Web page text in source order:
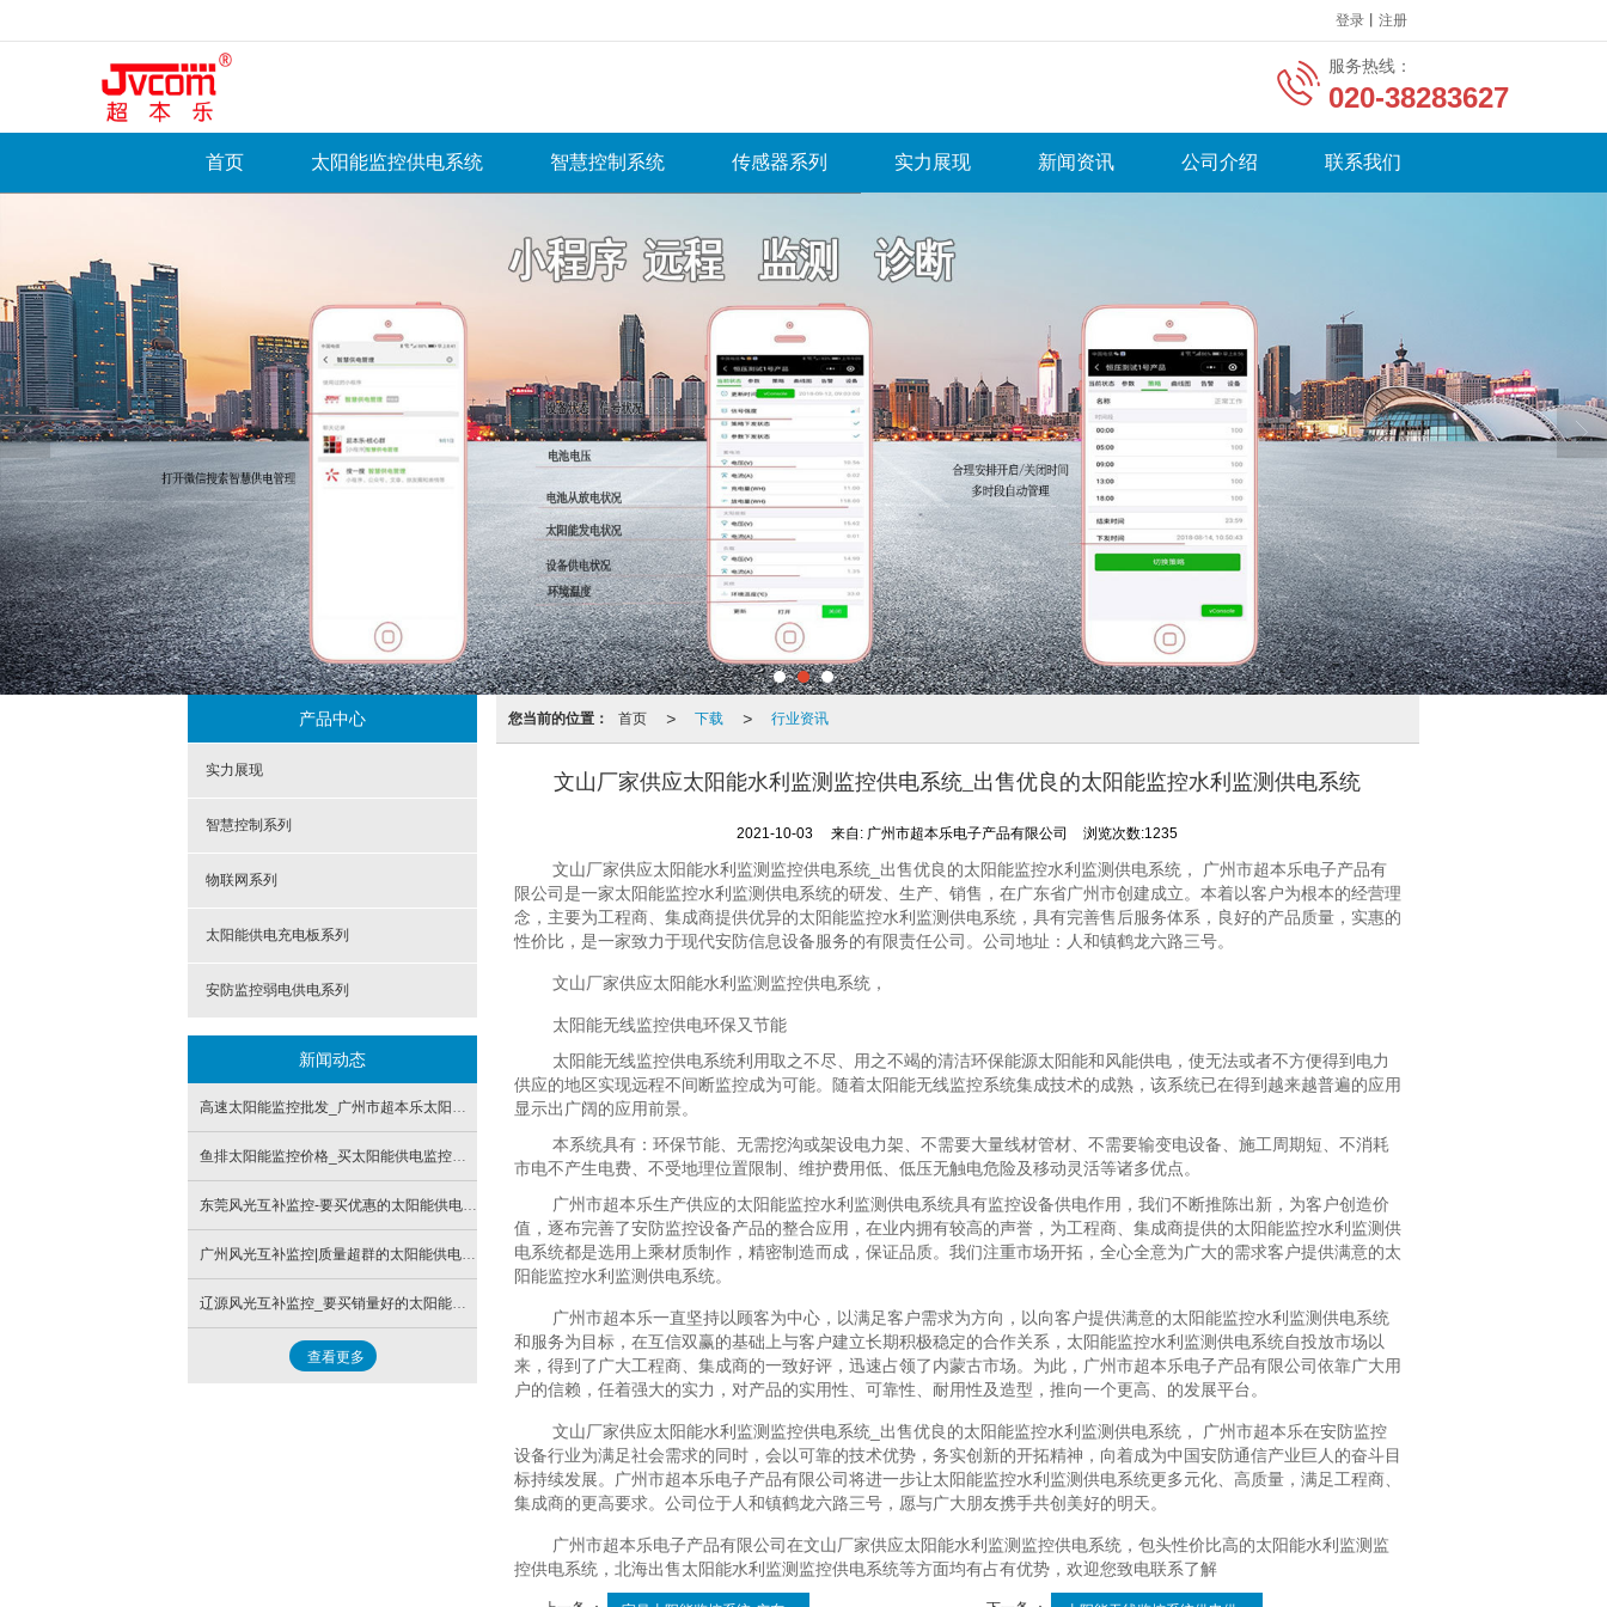
登录 注册
服务热线：
020-38283627
首页 太阳能监控供电系统 智慧控制系统 传感器系列 实力展现 新闻资讯 公司介绍 联系我们
您当前的位置： 首页 > 下载 > 行业资讯
文山厂家供应太阳能水利监测监控供电系统_出售优良的太阳能监控水利监测供电系统
2021-10-03 来自: 广州市超本乐电子产品有限公司 浏览次数:1235
文山厂家供应太阳能水利监测监控供电系统_出售优良的太阳能监控水利监测供电系统， 广州市超本乐电子产品有
限公司是一家太阳能监控水利监测供电系统的研发、生产、销售，在广东省广州市创建成立。本着以客户为根本的经营理
念，主要为工程商、集成商提供优异的太阳能监控水利监测供电系统，具有完善售后服务体系，良好的产品质量，实惠的
性价比，是一家致力于现代安防信息设备服务的有限责任公司。公司地址：人和镇鹤龙六路三号。
文山厂家供应太阳能水利监测监控供电系统，
太阳能无线监控供电环保又节能
太阳能无线监控供电系统利用取之不尽、用之不竭的清洁环保能源太阳能和风能供电，使无法或者不方便得到电力
供应的地区实现远程不间断监控成为可能。随着太阳能无线监控系统集成技术的成熟，该系统已在得到越来越普遍的应用
显示出广阔的应用前景。
本系统具有：环保节能、无需挖沟或架设电力架、不需要大量线材管材、不需要输变电设备、施工周期短、不消耗
市电不产生电费、不受地理位置限制、维护费用低、低压无触电危险及移动灵活等诸多优点。
广州市超本乐生产供应的太阳能监控水利监测供电系统具有监控设备供电作用，我们不断推陈出新，为客户创造价
值，逐布完善了安防监控设备产品的整合应用，在业内拥有较高的声誉，为工程商、集成商提供的太阳能监控水利监测供
电系统都是选用上乘材质制作，精密制造而成，保证品质。我们注重市场开拓，全心全意为广大的需求客户提供满意的太
阳能监控水利监测供电系统。
广州市超本乐一直坚持以顾客为中心，以满足客户需求为方向，以向客户提供满意的太阳能监控水利监测供电系统
和服务为目标，在互信双赢的基础上与客户建立长期积极稳定的合作关系，太阳能监控水利监测供电系统自投放市场以
来，得到了广大工程商、集成商的一致好评，迅速占领了内蒙古市场。为此，广州市超本乐电子产品有限公司依靠广大用
户的信赖，任着强大的实力，对产品的实用性、可靠性、耐用性及造型，推向一个更高、的发展平台。
文山厂家供应太阳能水利监测监控供电系统_出售优良的太阳能监控水利监测供电系统， 广州市超本乐在安防监控
设备行业为满足社会需求的同时，会以可靠的技术优势，务实创新的开拓精神，向着成为中国安防通信产业巨人的奋斗目
标持续发展。广州市超本乐电子产品有限公司将进一步让太阳能监控水利监测供电系统更多元化、高质量，满足工程商、
集成商的更高要求。公司位于人和镇鹤龙六路三号，愿与广大朋友携手共创美好的明天。
广州市超本乐电子产品有限公司在文山厂家供应太阳能水利监测监控供电系统，包头性价比高的太阳能水利监测监
控供电系统，北海出售太阳能水利监测监控供电系统等方面均有占有优势，欢迎您致电联系了解
产品中心
实力展现
智慧控制系列
物联网系列
太阳能供电充电板系列
安防监控弱电供电系列
新闻动态
高速太阳能监控批发_广州市超本乐太阳能供电监控系统
鱼排太阳能监控价格_买太阳能供电监控系统认准广州市超本乐
东莞风光互补监控-要买优惠的太阳能供电系统，就来广州市超本乐吧
广州风光互补监控|质量超群的太阳能供电系统上哪买
辽源风光互补监控_要买销量好的太阳能供电系统就来广州市超本乐
查看更多